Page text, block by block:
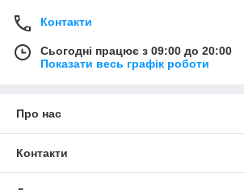
Контакти
Сьогодні працює з 09:00 до 20:00
Показати весь графік роботи
Про нас
Контакти